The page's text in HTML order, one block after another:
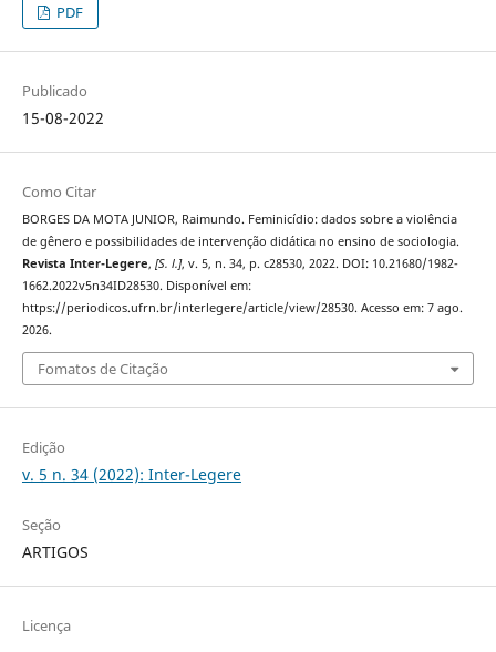
PDF
Publicado
15-08-2022
Como Citar
BORGES DA MOTA JUNIOR, Raimundo. Feminicídio: dados sobre a violência
de gênero e possibilidades de intervenção didática no ensino de sociologia.
Revista Inter-Legere, [S. l.], v. 5, n. 34, p. c28530, 2022. DOI: 10.21680/1982-
1662.2022v5n34ID28530. Disponível em:
https://periodicos.ufrn.br/interlegere/article/view/28530. Acesso em: 7 ago.
2026.
Fomatos de Citação
Edição
v. 5 n. 34 (2022): Inter-Legere
Seção
ARTIGOS
Licença